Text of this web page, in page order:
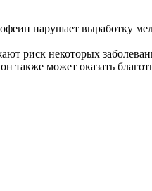
нарушает выработку
риск некоторых
также может оказать